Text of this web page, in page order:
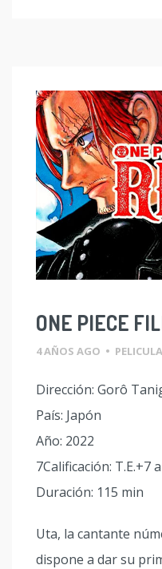
ONE PIECE
4 AÑOS AGO •
Dirección: Gorô
País: Japón
Año: 2022
7Calificación: T.E.+7
Duración: 115 min
Uta, la cantante
dispone a dar su